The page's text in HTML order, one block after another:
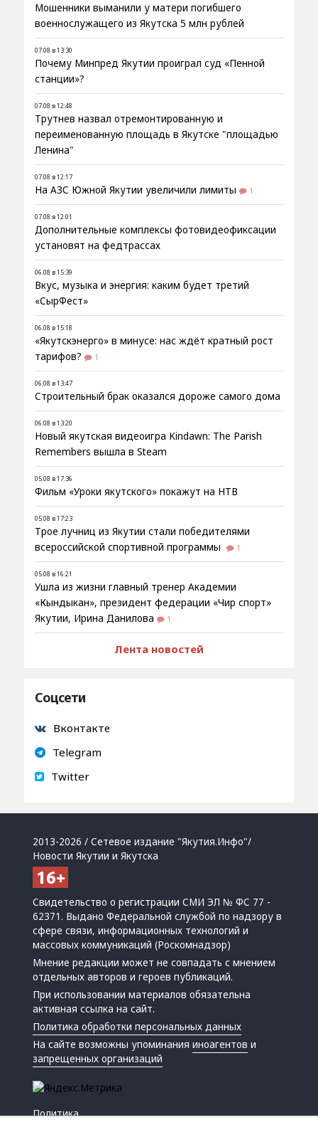
Мошенники выманили у матери погибшего
военнослужащего из Якутска 5 млн рублей
07.08 в 13:30
Почему Минпред Якутии проиграл суд «Пенной
станции»?
07.08 в 12:48
Трутнев назвал отремонтированную и
переименованную площадь в Якутске "площадью
Ленина"
07.08 в 12:17
На АЗС Южной Якутии увеличили лимиты 1
07.08 в 12:01
Дополнительные комплексы фотовидеофиксации
установят на федтрассах
06.08 в 15:39
Вкус, музыка и энергия: каким будет третий
«СырФест»
06.08 в 15:18
«Якутскэнерго» в минусе: нас ждёт кратный рост
тарифов?
1
06.08 в 13:47
Строительный брак оказался дороже самого дома
06.08 в 13:20
Новый якутская видеоигра Kindawn: The Parish
Remembers вышла в Steam
05.08 в 17:36
Фильм «Уроки якутского» покажут на НТВ
05.08 в 17:23
Трое лучниц из Якутии стали победителями
всероссийской спортивной программы
1
05.08 в 16:21
Ушла из жизни главный тренер Академии
«Кындыкан», президент федерации «Чир спорт»
Якутии, Ирина Данилова
1
Лента новостей
Соцсети
Вконтакте
Telegram
Twitter
2013-2026 / Сетевое издание "Якутия.Инфо"/
Новости Якутии и Якутска
Свидетельство о регистрации СМИ ЭЛ № ФС 77 -
62371. Выдано Федеральной службой по надзору в
сфере связи, информационных технологий и
массовых коммуникаций (Роскомнадзор)
Мнение редакции может не совпадать с мнением
отдельных авторов и героев публикаций.
При использовании материалов обязательна
активная ссылка на сайт.
Политика обработки персональных данных
На сайте возможны упоминанияиноагентов и
запрещенных организаций
Политика